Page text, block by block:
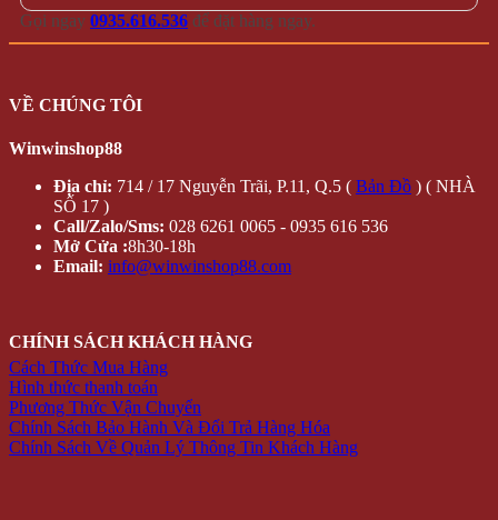
Gọi ngay 0935.616.536 để đặt hàng ngay.
VỀ CHÚNG TÔI
Winwinshop88
Địa chỉ: 714 / 17 Nguyễn Trãi, P.11, Q.5 ( Bản Đồ ) ( NHÀ
SỐ 17 )
Call/Zalo/Sms: 028 6261 0065 - 0935 616 536
Mở Cửa :8h30-18h
Email: info@winwinshop88.com
CHÍNH SÁCH KHÁCH HÀNG
Cách Thức Mua Hàng
Hình thức thanh toán
Phương Thức Vận Chuyển
Chính Sách Bảo Hành Và Đổi Trả Hàng Hóa
Chính Sách Về Quản Lý Thông Tin Khách Hàng